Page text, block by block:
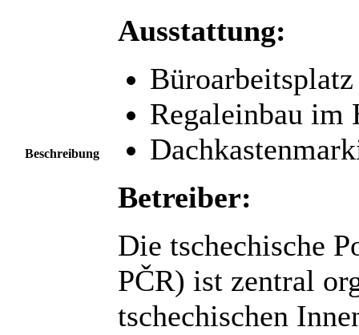
Beschreibung
Ausstattung:
Regaleinbau im
Betreiber:
Die tschechische
PČR) ist zentral
tschechischen